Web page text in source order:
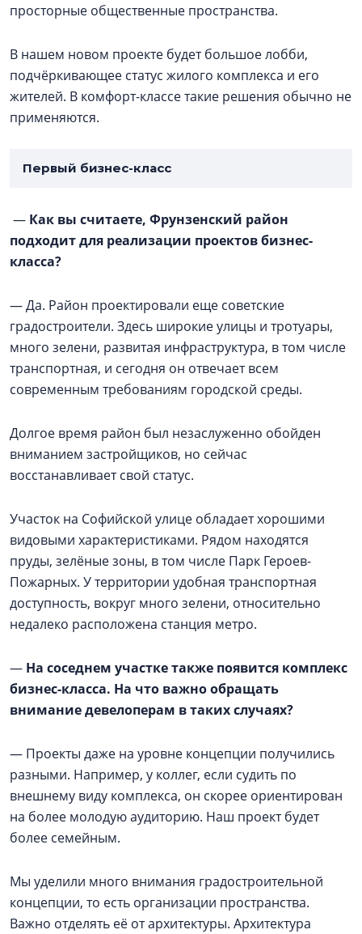
просторные общественные пространства.
В нашем новом проекте будет большое лобби,
подчёркивающее статус жилого комплекса и его
жителей. В комфорт-классе такие решения обычно не
применяются.
Первый бизнес-класс
— Как вы считаете, Фрунзенский район
подходит для реализации проектов бизнес-
класса?
— Да. Район проектировали еще советские
градостроители. Здесь широкие улицы и тротуары,
много зелени, развитая инфраструктура, в том числе
транспортная, и сегодня он отвечает всем
современным требованиям городской среды.
Долгое время район был незаслуженно обойден
вниманием застройщиков, но сейчас
восстанавливает свой статус.
Участок на Софийской улице обладает хорошими
видовыми характеристиками. Рядом находятся
пруды, зелёные зоны, в том числе Парк Героев-
Пожарных. У территории удобная транспортная
доступность, вокруг много зелени, относительно
недалеко расположена станция метро.
— На соседнем участке также появится комплекс
бизнес-класса. На что важно обращать
внимание девелоперам в таких случаях?
— Проекты даже на уровне концепции получились
разными. Например, у коллег, если судить по
внешнему виду комплекса, он скорее ориентирован
на более молодую аудиторию. Наш проект будет
более семейным.
Мы уделили много внимания градостроительной
концепции, то есть организации пространства.
Важно отделять её от архитектуры. Архитектура